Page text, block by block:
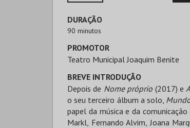
DURAÇÃO
90 minutos
PROMOTOR
Teatro Municipal Joaquim Benite
BREVE INTRODUÇÃO
Depois de Nome próprio (2017) e
o seu terceiro álbum a solo,
papel da música e da
Markl, Fernando Alvim, Joana